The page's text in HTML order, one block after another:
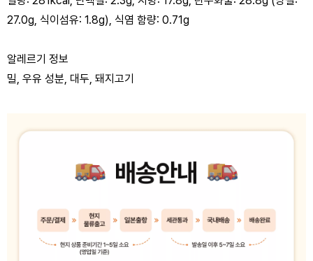
27.0g, 식이섬유: 1.8g), 식염 함량: 0.71g
알레르기 정보
밀, 우유 성분, 대두, 돼지고기